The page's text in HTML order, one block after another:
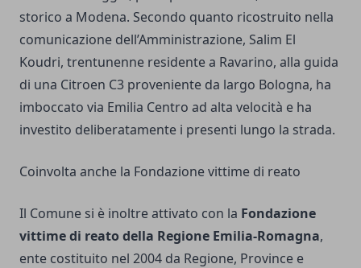
storico a Modena. Secondo quanto ricostruito nella
comunicazione dell’Amministrazione, Salim El
Koudri, trentunenne residente a Ravarino, alla guida
di una Citroen C3 proveniente da largo Bologna, ha
imboccato via Emilia Centro ad alta velocità e ha
investito deliberatamente i presenti lungo la strada.
Coinvolta anche la Fondazione vittime di reato
Il Comune si è inoltre attivato con la Fondazione
vittime di reato della Regione Emilia-Romagna,
ente costituito nel 2004 da Regione, Province e